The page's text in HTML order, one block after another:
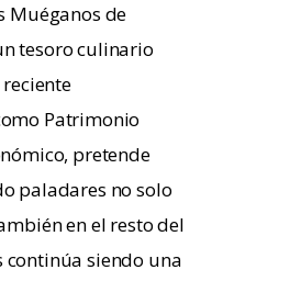
Muéganos de
tesoro culinario
Patrimonio
pretende
paladares no solo
en el resto del
siendo una